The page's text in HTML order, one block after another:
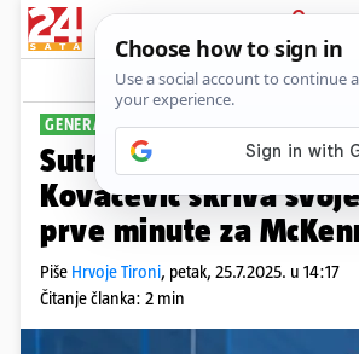
PRIJAVA
Sport
GENERALKA PROTIV SESVETA
Sutra bez medija i TV
Kovačević skriva
prve minute za
Piše Hrvoje Tironi, petak, 25.7.2025. u 14:17
Čitanje članka: 2 min